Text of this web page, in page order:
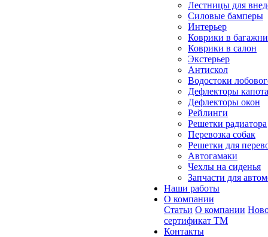
Лестницы для
Силовые бамперы
Интерьер
Коврики в
Коврики в салон
Экстерьер
Антискол
Водостоки
Дефлекторы капота
Дефлекторы окон
Рейлинги
Решетки радиатора
Перевозка собак
Решетки для
Автогамаки
Чехлы на сиденья
Запчасти для
Наши работы
О компании
Статьи О компании
сертификат ТМ
Контакты